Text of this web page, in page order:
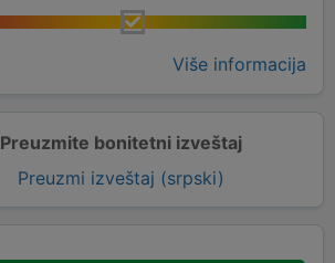
Više informacija
Preuzmite bonitetni izveštaj
Preuzmi izveštaj (srpski)